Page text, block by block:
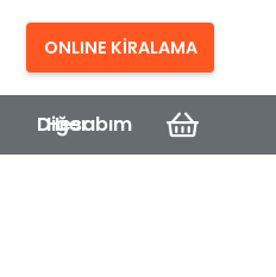
ONLINE KİRALAMA
Diğer
Hesabım